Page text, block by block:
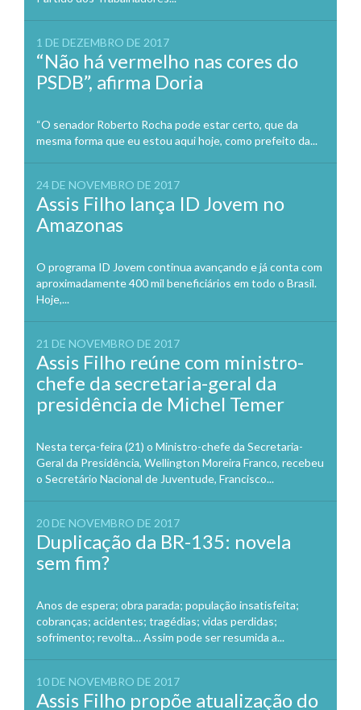
1 DE DEZEMBRO DE 2017
“Não há vermelho nas cores do
PSDB”, afirma Doria
“O senador Roberto Rocha pode estar certo, que da
mesma forma que eu estou aqui hoje, como prefeito da...
24 DE NOVEMBRO DE 2017
Assis Filho lança ID Jovem no
Amazonas
O programa ID Jovem continua avançando e já conta com
aproximadamente 400 mil beneficiários em todo o Brasil.
Hoje,...
21 DE NOVEMBRO DE 2017
Assis Filho reúne com ministro-
chefe da secretaria-geral da
presidência de Michel Temer
Nesta terça-feira (21) o Ministro-chefe da Secretaria-
Geral da Presidência, Wellington Moreira Franco, recebeu
o Secretário Nacional de Juventude, Francisco...
20 DE NOVEMBRO DE 2017
Duplicação da BR-135: novela
sem fim?
Anos de espera; obra parada; população insatisfeita;
cobranças; acidentes; tragédias; vidas perdidas;
sofrimento; revolta… Assim pode ser resumida a...
10 DE NOVEMBRO DE 2017
Assis Filho propõe atualização do